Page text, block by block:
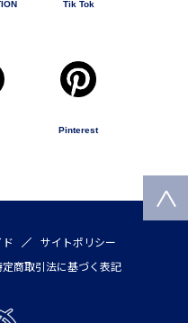
Tik Tok
Pinterest
サイトポリシー
定商取引法に基づく表記